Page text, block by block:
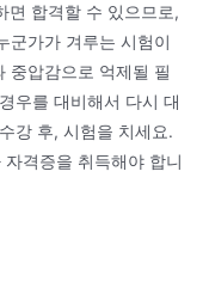
면 합격할 수 있으므로,
군가가 겨루는 시험이
중압감으로 억제될 필
우를 대비해서 다시 대
강 후, 시험을 치세요.
격증을 취득해야 합니